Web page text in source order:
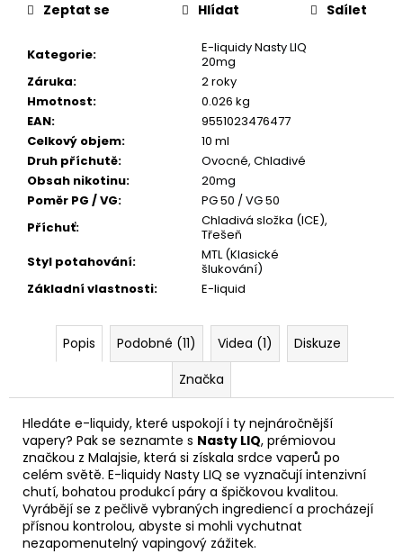
Kategorie:
E-liquidy Nasty LIQ
20mg
Záruka:
2 roky
Hmotnost:
0.026 kg
EAN:
9551023476477
Celkový objem:
10 ml
Druh příchutě: Ovocné, Chladivé
Obsah nikotinu:
20mg
Poměr PG / VG:
PG 50 / VG 50
Příchuť:
Chladivá složka (ICE),
Třešeň
Styl potahování:
MTL (Klasické
šlukování)
Základní vlastnosti: E-liquid
Zeptat se Hlídat Sdílet
Popis Podobné (11) Videa (1)
Diskuze
Značka
Hledáte e-liquidy, které uspokojí i ty nejnáročnější
vapery? Pak se seznamte s Nasty LIQ, prémiovou
značkou z Malajsie, která si získala srdce vaperů po
celém světě. E-liquidy Nasty LIQ se vyznačují intenzivní
chutí, bohatou produkcí páry a špičkovou kvalitou.
Vyrábějí se z pečlivě vybraných ingrediencí a procházejí
přísnou kontrolou, abyste si mohli vychutnat
nezapomenutelný vapingový zážitek.
DEKANG
MALINA
10ML
11MG
169
Kč
Původně:
195
Kč